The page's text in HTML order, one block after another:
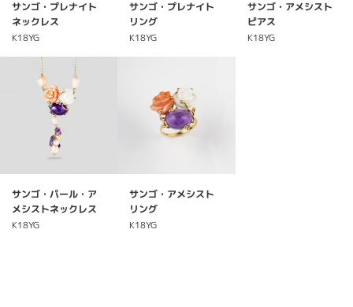
サンゴ・プレナイト
ネックレス
K18YG
サンゴ・プレナイト
リング
K18YG
サンゴ・アメシスト
ピアス
K18YG
サンゴ・パール・ア
メシストネックレス
K18YG
サンゴ・アメシスト
リング
K18YG